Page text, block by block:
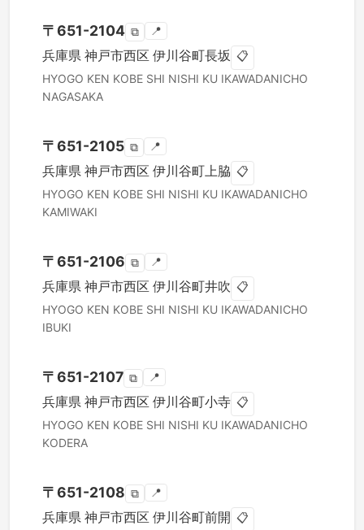
〒651-2104 ⧉ 📍
兵庫県 神戸市西区 伊川谷町長坂 📋
HYOGO KEN KOBE SHI NISHI KU IKAWADANICHO
NAGASAKA
〒651-2105 ⧉ 📍
兵庫県 神戸市西区 伊川谷町上脇 📋
HYOGO KEN KOBE SHI NISHI KU IKAWADANICHO
KAMIWAKI
〒651-2106 ⧉ 📍
兵庫県 神戸市西区 伊川谷町井吹 📋
HYOGO KEN KOBE SHI NISHI KU IKAWADANICHO
IBUKI
〒651-2107 ⧉ 📍
兵庫県 神戸市西区 伊川谷町小寺 📋
HYOGO KEN KOBE SHI NISHI KU IKAWADANICHO
KODERA
〒651-2108 ⧉ 📍
兵庫県 神戸市西区 伊川谷町前開 📋